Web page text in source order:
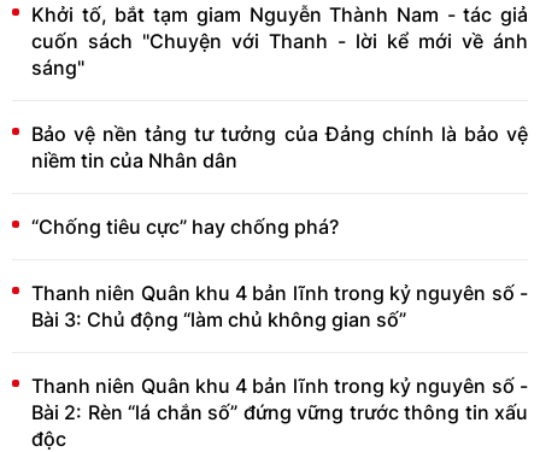
Khởi tố, bắt tạm giam Nguyễn Thành Nam - tác giả
cuốn sách "Chuyện với Thanh - lời kể mới về ánh
sáng"
Bảo vệ nền tảng tư tưởng của Đảng chính là bảo vệ
niềm tin của Nhân dân
“Chống tiêu cực” hay chống phá?
Thanh niên Quân khu 4 bản lĩnh trong kỷ nguyên số -
Bài 3: Chủ động “làm chủ không gian số”
Thanh niên Quân khu 4 bản lĩnh trong kỷ nguyên số -
Bài 2: Rèn “lá chắn số” đứng vững trước thông tin xấu
độc